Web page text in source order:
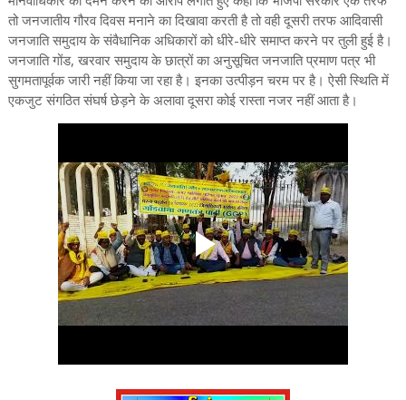
तो जनजातीय गौरव दिवस मनाने का दिखावा करती है तो वही दूसरी तरफ आदिवासी
जनजाति समुदाय के संवैधानिक अधिकारों को धीरे-धीरे समाप्त करने पर तुली हुई है।
जनजाति गोंड, खरवार समुदाय के छात्रों का अनुसूचित जनजाति प्रमाण पत्र भी
सुगमतापूर्वक जारी नहीं किया जा रहा है। इनका उत्पीड़न चरम पर है। ऐसी स्थिति में
एकजुट संगठित संघर्ष छेड़ने के अलावा दूसरा कोई रास्ता नजर नहीं आता है।